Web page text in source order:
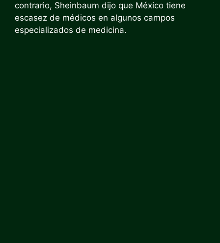
contrario, Sheinbaum dijo que México tiene
escasez de médicos en algunos campos
especializados de medicina.